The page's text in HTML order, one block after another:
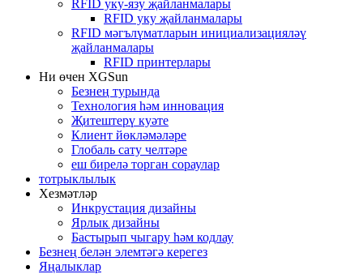
RFID уку-язу җайланмалары
RFID уку җайланмалары
RFID мәгълүматларын инициализацияләү
җайланмалары
RFID принтерлары
Ни өчен XGSun
Безнең турында
Технология һәм инновация
Җитештерү куәте
Клиент йөкләмәләре
Глобаль сату челтәре
еш бирелә торган сораулар
тотрыклылык
Хезмәтләр
Инкрустация дизайны
Ярлык дизайны
Бастырып чыгару һәм кодлау
Безнең белән элемтәгә керегез
Яңалыклар